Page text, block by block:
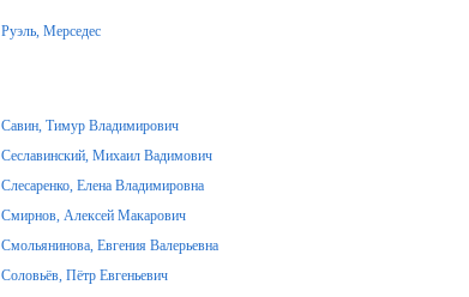
Руэль, Мерседес
Савин, Тимур Владимирович
Сеславинский, Михаил Вадимович
Слесаренко, Елена Владимировна
Смирнов, Алексей Макарович
Смольянинова, Евгения Валерьевна
Соловьёв, Пётр Евгеньевич